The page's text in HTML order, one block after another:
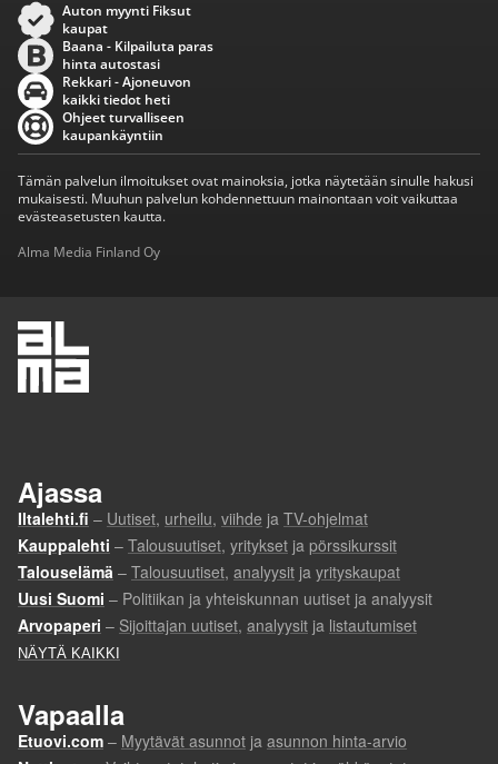
Auton myynti Fiksut
kaupat
Baana - Kilpailuta paras
hinta autostasi
Rekkari - Ajoneuvon
kaikki tiedot heti
Ohjeet turvalliseen
kaupankäyntiin
Tämän palvelun ilmoitukset ovat mainoksia, jotka näytetään sinulle hakusi
mukaisesti. Muuhun palvelun kohdennettuun mainontaan voit vaikuttaa
evästeasetusten kautta.
Alma Media Finland Oy